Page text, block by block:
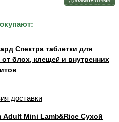
Спектра таблетки для
от блох, клещей и внутренних
доставки
Adult Mini Lamb&Rice Сухой